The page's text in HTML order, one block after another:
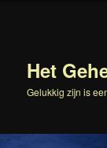
inhoudHet
Gelukkig zijn is